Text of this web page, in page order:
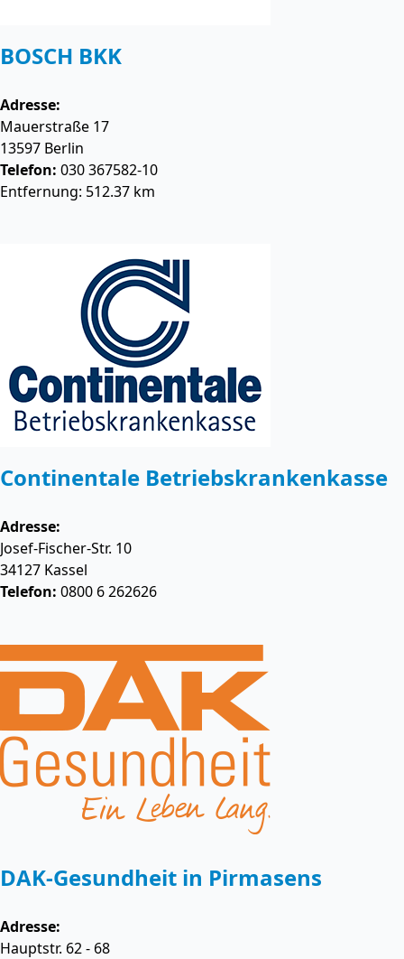
BOSCH BKK
Adresse:
Mauerstraße 17
13597 Berlin
Telefon: 030 367582-10
Entfernung: 512.37 km
Continentale Betriebskrankenkasse
Adresse:
Josef-Fischer-Str. 10
34127 Kassel
Telefon: 0800 6 262626
DAK-Gesundheit in Pirmasens
Adresse:
Hauptstr. 62 - 68